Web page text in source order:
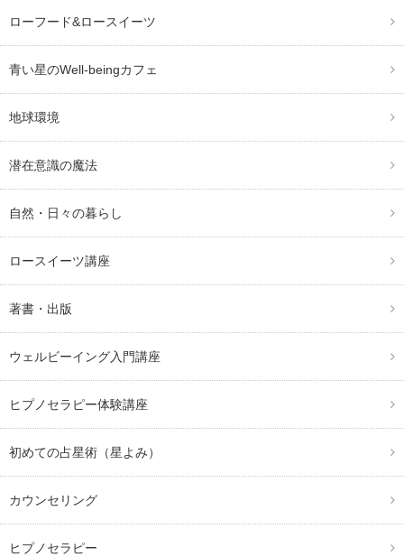
ローフード&ロースイーツ
青い星のWell-beingカフェ
地球環境
潜在意識の魔法
自然・日々の暮らし
ロースイーツ講座
著書・出版
ウェルビーイング入門講座
ヒプノセラピー体験講座
初めての占星術（星よみ）
カウンセリング
ヒプノセラピー